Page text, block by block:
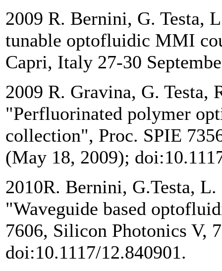
2009 R. Bernini, G. Testa,
tunable optofluidic MMI
Capri, Italy 27-30
2009 R. Gravina, G. Testa,
"Perfluorinated polymer
collection", Proc. SPIE
(May 18, 2009);
2010R. Bernini, G.Testa,
"Waveguide based
7606, Silicon Photonics V,
doi:10.1117/12.840901.